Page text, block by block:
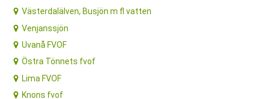
Västerdalälven, Busjön m fl vatten
Venjanssjön
Uvanå FVOF
Östra Tönnets fvof
Lima FVOF
Knons fvof